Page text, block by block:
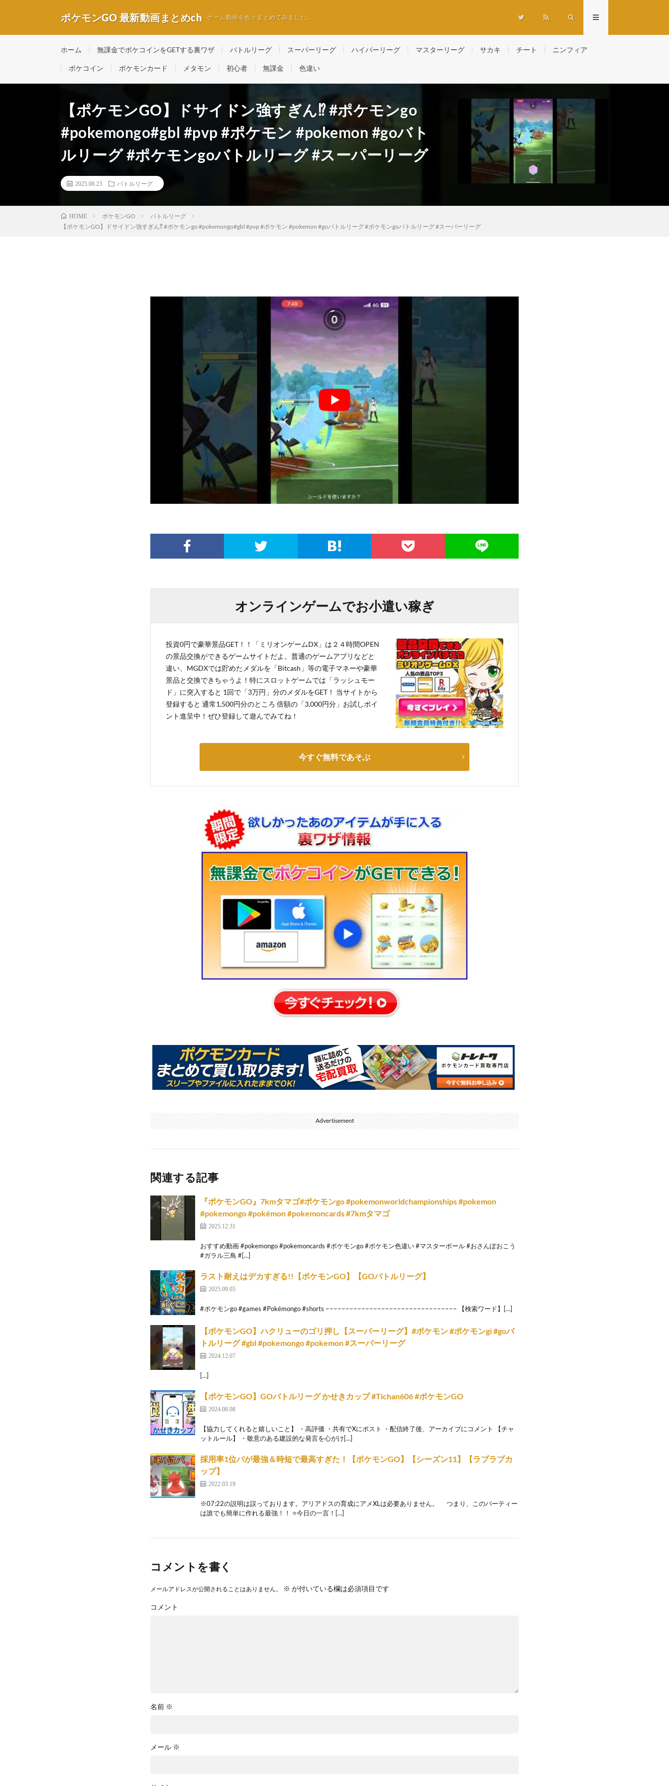
ポケモンGO 最新動画まとめch ゲーム動画を色々まとめてみました。
ホーム 無課金でポケコインをGETする裏ワザ バトルリーグ スーパーリーグ ハイパーリーグ マスターリーグ サカキ チート ニンフィア
ポケコイン ポケモンカード メタモン 初心者 無課金 色違い
【ポケモンGO】ドサイドン強すぎん⁉︎ #ポケモンgo
#pokemongo#gbl #pvp #ポケモン #pokemon #goバト
ルリーグ #ポケモンgoバトルリーグ #スーパーリーグ
2025.08.23 バトルリーグ
HOME ポケモンGO
バトルリーグ
【ポケモンGO】ドサイドン強すぎん⁉︎ #ポケモンgo #pokemongo#gbl #pvp #ポケモン #pokemon #goバトルリーグ #ポケモンgoバトルリーグ #スーパーリーグ
オンラインゲームでお小遣い稼ぎ
投資0円で豪華景品GET！！「ミリオンゲームDX」は２４時間OPEN
の景品交換ができるゲームサイトだよ。普通のゲームアプリなどと
違い、MGDXでは貯めたメダルを「Bitcash」等の電子マネーや豪華
景品と交換できちゃうよ！特にスロットゲームでは「ラッシュモー
ド」に突入すると 1回で「3万円」分のメダルをGET！ 当サイトから
登録すると 通常1,500円分のところ 倍額の「3,000円分」お試しポイ
ント進呈中！ぜひ登録して遊んでみてね！
今すぐ無料であそぶ
Advertisement
関連する記事
『ポケモンGO』7kmタマゴ#ポケモンgo #pokemonworldchampionships #pokemon
#pokemongo #pokémon #pokemoncards #7kmタマゴ
2025.12.31
おすすめ動画 #pokemongo #pokemoncards #ポケモンgo #ポケモン色違い #マスターボール #おさんぽおこう
#ガラル三鳥 #[…]
ラスト耐えはデカすぎる!!【ポケモンGO】【GOバトルリーグ】
2025.09.05
#ポケモンgo #games #Pokémongo #shorts −−−−−−−−−−−−−−−−−−−−−−−−−−−−−−−−− 【検索ワード】[…]
【ポケモンGO】ハクリューのゴリ押し【スーパーリーグ】#ポケモン #ポケモンgi #goバ
トルリーグ #gbl #pokemongo #pokemon #スーパーリーグ
2024.12.07
[…]
【ポケモンGO】GOバトルリーグ かせきカップ #Tichan606 #ポケモンGO
2024.08.08
【協力してくれると嬉しいこと】 ・高評価 ・共有でXにポスト ・配信終了後、アーカイブにコメント 【チャ
ットルール】 ・敬意のある建設的な発言を心がけ[…]
採用率1位パが最強＆時短で最高すぎた！【ポケモンGO】【シーズン11】【ラブラブカ
ップ】
2022.03.19
※07:22の説明は誤っております。アリアドスの育成にアメXLは必要ありません。 つまり、このパーティー
は誰でも簡単に作れる最強！！ ⭐今日の一言！[…]
コメントを書く
メールアドレスが公開されることはありません。 ※ が付いている欄は必須項目です
コメント
名前 ※
メール ※